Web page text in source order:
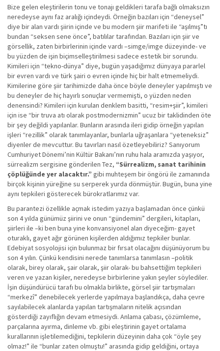
Bize gelen eleştirilerin tonu ve tonajı geldikleri tarafa bağlı olmaksızın
neredeyse aynı faz aralığı içindeydi. Örneğin bazıları için “deneysel”
diye bir alan vardı şiirin içinde ve bu modern şiir marifeti ile “aşılmış”tı
bundan “seksen sene önce”, batılılar tarafından. Bazıları için şiir ve
görsellik, zaten birbirlerinin içinde vardı –simge/imge düzeyinde- ve
bu yüzden de işin biçimselleştirilmesi sadece estetik bir sorundu.
Kimileri için “tekno-dünya” diye, bugün yaşadığımız dünyaya pararlel
bir evren vardı ve türk şairi o evren içinde hiç bir halt etmemeliydi.
Kimilerine göre şiir tarihimizde daha önce böyle deneyler yapılmıştı ve
bu deneyler de hiç hayırlı sonuçlar vermemişti, o yüzden neden
denensindi? Kimileri için kurulan denklem basitti, “resim+şiir”, kimileri
için ise “bir truva atı olarak postmodernizmin” ucuz bir taklidinden öte
bir şey değildi yapılanlar. Bunların arasında ileri gidip örneğin yapılan
işleri “rezillik” olarak tanımlayanlar, bunlarla uğraşanlara “yeteneksiz”
diyenler de mevcuttur. Bu tavırları nasıl özetleyebiliriz? Sanıyorum
Cumhuriyet Dönemi’nin Kültür Bakanı’nın ruhu hala aramızda yaşıyor,
sürrealizm sergisine gönderilen Tez, “Sürrealizm, sanat tarihinin
çöplüğünde yer alacaktır.” gibi muhteşem bir öngörü ile zamanında
birçok kişinin yüreğine su serperek yurda dönmüştür. Bugün, buna yine
aynı tepkileri gösterecek bürokratlarımız var.
Bu parantezi özellikle açmak istedim yazıya başlamadan önce çünkü
son 4 yılda günümüz şiirini ve onun “gündemini” dergileri, kitapları,
şiirleri ile –ki ben buna yine konvansiyonel alan diyeceğim- gayet
oturaklı, gayet ağır görünen kişilerden aldığımız tepkiler bunlar.
Edebiyat sosyolojisi için bulunmaz bir fırsat olacağını düşünüyorum bu
son 4 yılın. Çünkü kendisini nerede tanımlarsa tanımlasın –politik
olarak, birey olarak, şair olarak, şiir olarak- bu bahsettiğim tepkileri
veren ve yazan kişiler, neredeyse birbirlerine yakın şeyler söylediler.
İşin düşündürücü tarafı bu olmakla birlikte, görsel şiir tartışmaları
“merkezî” denebilecek yerlerde yapılmaya başlandıkça, daha çevre
sayılabilecek alanlarda yapılan tartışmaların nitelik açısından
gösterdiği zayıflığın devam etmesiydi. Anlama çabası, çözümleme,
parçalarına ayırma, dinleme vb. gibi eleştirinin gayet ortalama
kurallarının işletilemediğini, tepkilerin düzeyinin daha çok “öyle şey
olmaz!” ile “bunlar zaten olmuştu!” arasında gidip geldiğini, ortaya